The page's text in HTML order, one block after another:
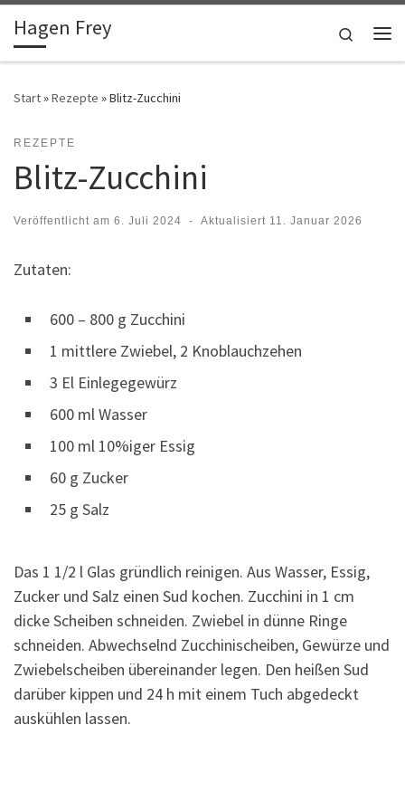
Zum Inhalt springen
Hagen Frey
Search
Start»Rezepte »Blitz-Zucchini
REZEPTE
Blitz-Zucchini
Veröffentlicht am 6. Juli 2024 - Aktualisiert 11. Januar 2026
Zutaten:
600 – 800 g Zucchini
1 mittlere Zwiebel, 2 Knoblauchzehen
3 El Einlegegewürz
600 ml Wasser
100 ml 10%iger Essig
60 g Zucker
25 g Salz
Das 1 1/2 l Glas gründlich reinigen. Aus Wasser, Essig,
Zucker und Salz einen Sud kochen. Zucchini in 1 cm
dicke Scheiben schneiden. Zwiebel in dünne Ringe
schneiden. Abwechselnd Zucchinischeiben, Gewürze und
Zwiebelscheiben übereinander legen. Den heißen Sud
darüber kippen und 24 h mit einem Tuch abgedeckt
auskühlen lassen.